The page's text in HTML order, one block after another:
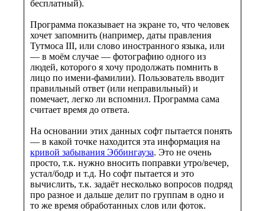
бесплатный).
Программа показывает на экране то, что человек
хочет запомнить (например, даты правления
Тутмоса III, или слово иностранного языка, или
— в моём случае — фотографию одного из
людей, которого я хочу продолжать помнить в
лицо по имени-фамилии). Пользователь вводит
правильный ответ (или неправильный) и
помечает, легко ли вспомнил. Программа сама
считает время до ответа.
На основании этих данных софт пытается понять
— в какой точке находится эта информация на
кривой забывания Эббингауза. Это не очень
просто, т.к. нужно вносить поправки утро/вечер,
устал/бодр и т.д. Но софт пытается и это
вычислить, т.к. задаёт несколько вопросов подряд
про разное и дальше делит по группам в одно и
то же время обработанных слов или фоток.